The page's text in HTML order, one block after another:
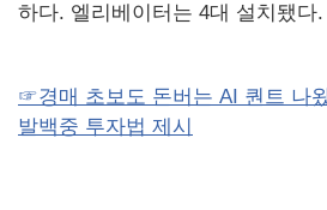
하다. 엘리베이터는 4대 설치됐다.
☞경매 초보도 돈버는 AI 퀀트 나
발백중 투자법 제시